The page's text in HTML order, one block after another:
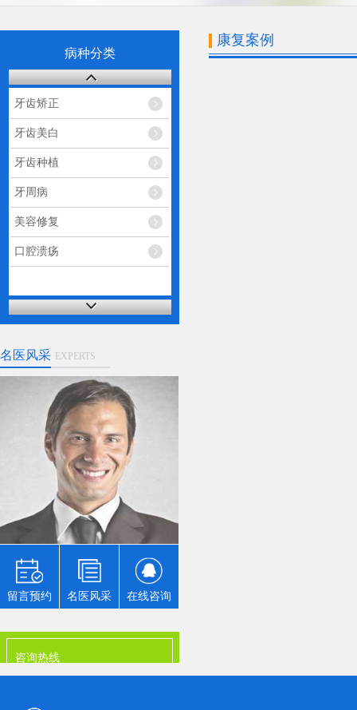
病种分类
牙齿矫正
牙齿美白
牙齿种植
牙周病
美容修复
口腔溃疡
名医风采 EXPERTS
留言预约 名医风采 在线咨询
咨询热线
0898-08980898
康复案例